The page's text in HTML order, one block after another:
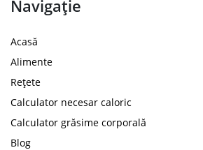
Navigație
Acasă
Alimente
Rețete
Calculator necesar caloric
Calculator grăsime corporală
Blog